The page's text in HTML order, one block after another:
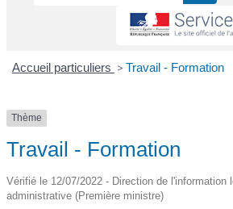
Accueil particuliers > Travail - Formation
Thème
Travail - Formation
Vérifié le 12/07/2022 - Direction de l'information
administrative (Première ministre)